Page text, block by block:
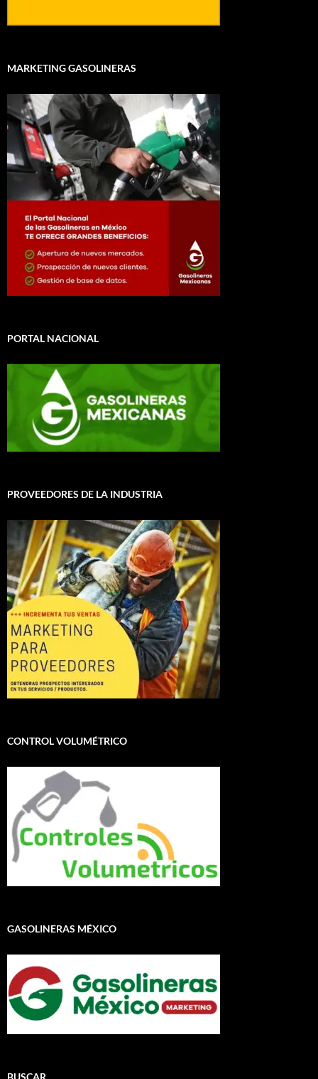
MARKETING GASOLINERAS
PORTAL NACIONAL
PROVEEDORES DE LA INDUSTRIA
CONTROL VOLUMÉTRICO
GASOLINERAS MÉXICO
BUSCAR